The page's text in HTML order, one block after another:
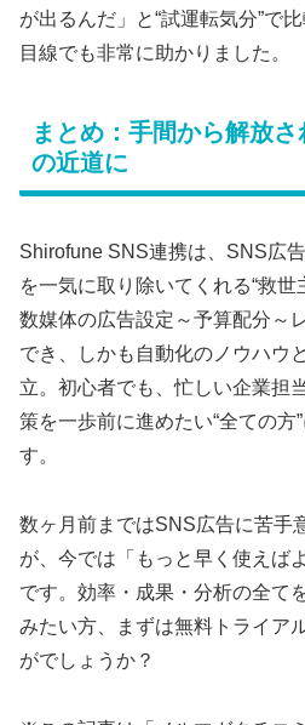
が出るんだ」と“試運転気分”で
目線でも非常に助かりました。
まとめ：手間から解放
の近道に
Shirofune SNS連携は、SNS広
を一気に取り除いてくれる“救世
数媒体の広告設定～予算配分～
でき、しかも自動化のノウハウ
立。初心者でも、忙しい企業担
策を一歩前に進めたい“全ての方
す。
数ヶ月前まではSNS広告に苦手
が、今では「もっと早く使えば
です。効率・成果・分析の全て
みたい方、まずは無料トライア
がでしょうか？